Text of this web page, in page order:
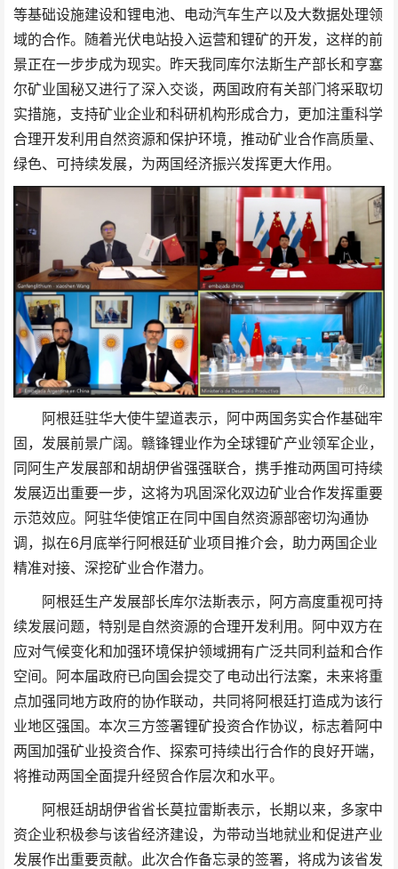
等基础设施建设和锂电池、电动汽车生产以及大数据处理领
域的合作。随着光伏电站投入运营和锂矿的开发，这样的前
景正在一步步成为现实。昨天我同库尔法斯生产部长和亨塞
尔矿业国秘又进行了深入交谈，两国政府有关部门将采取切
实措施，支持矿业企业和科研机构形成合力，更加注重科学
合理开发利用自然资源和保护环境，推动矿业合作高质量、
绿色、可持续发展，为两国经济振兴发挥更大作用。
阿根廷驻华大使牛望道表示，阿中两国务实合作基础牢
固，发展前景广阔。赣锋锂业作为全球锂矿产业领军企业，
同阿生产发展部和胡胡伊省强强联合，携手推动两国可持续
发展迈出重要一步，这将为巩固深化双边矿业合作发挥重要
示范效应。阿驻华使馆正在同中国自然资源部密切沟通协
调，拟在6月底举行阿根廷矿业项目推介会，助力两国企业
精准对接、深挖矿业合作潜力。
阿根廷生产发展部长库尔法斯表示，阿方高度重视可持
续发展问题，特别是自然资源的合理开发利用。阿中双方在
应对气候变化和加强环境保护领域拥有广泛共同利益和合作
空间。阿本届政府已向国会提交了电动出行法案，未来将重
点加强同地方政府的协作联动，共同将阿根廷打造成为该行
业地区强国。本次三方签署锂矿投资合作协议，标志着阿中
两国加强矿业投资合作、探索可持续出行合作的良好开端，
将推动两国全面提升经贸合作层次和水平。
阿根廷胡胡伊省省长莫拉雷斯表示，长期以来，多家中
资企业积极参与该省经济建设，为带动当地就业和促进产业
发展作出重要贡献。此次合作备忘录的签署，将成为该省发